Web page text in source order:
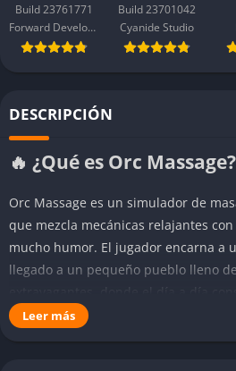
Build 23761771
Forward Development
Build 23701042
Cyanide Studio
DESCRIPCIÓN
🔥 ¿Qué es Orc Massage?
Orc Massage es un simulador de
que mezcla mecánicas relajantes
mucho humor. El jugador encarna a
llegado a un pequeño pueblo lleno
extravagantes, donde el día a día
salón de masajes, mejorar las
Leer más